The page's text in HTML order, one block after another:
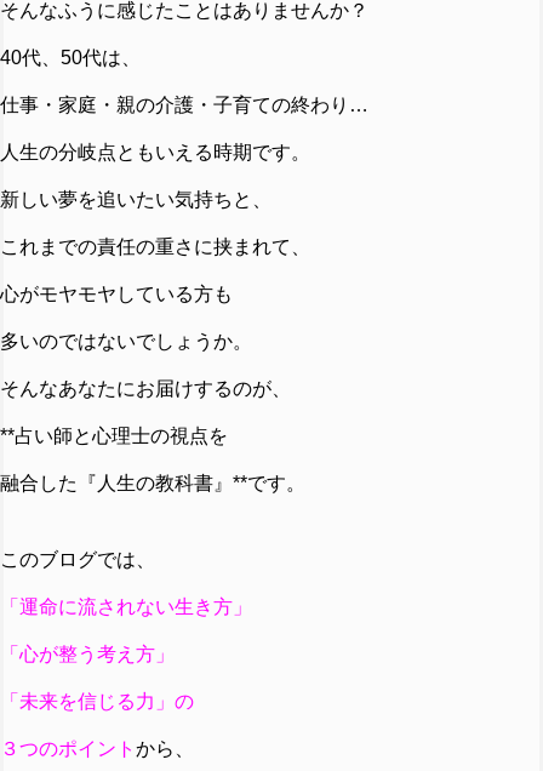
そんなふうに感じたことはありませんか？
40代、50代は、
仕事・家庭・親の介護・子育ての終わり…
人生の分岐点ともいえる時期です。
新しい夢を追いたい気持ちと、
これまでの責任の重さに挟まれて、
心がモヤモヤしている方も
多いのではないでしょうか。
そんなあなたにお届けするのが、
**占い師と心理士の視点を
融合した『人生の教科書』**です。
このブログでは、
「運命に流されない生き方」
「心が整う考え方」
「未来を信じる力」の
３つのポイント から、